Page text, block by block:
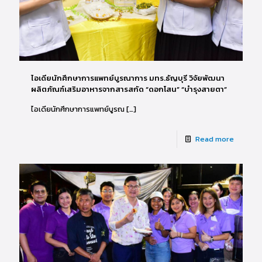
ไอเดียนักศึกษาการแพทย์บูรณาการ มทร.ธัญบุรี วิจัยพัฒนา
ผลิตภัณฑ์เสริมอาหารจากสารสกัด “ดอกโสน” “บำรุงสายตา”
ไอเดียนักศึกษาการแพทย์บูรณ[…]
Read more